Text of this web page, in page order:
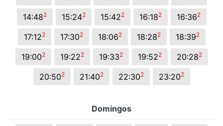
14:482 15:242 15:422 16:182 16:362
17:122 17:302 18:062 18:282 18:392
19:002 19:222 19:332 19:522 20:282
20:502 21:402 22:302 23:202
Domingos